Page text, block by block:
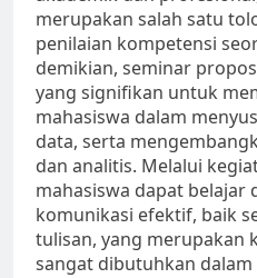
merupakan salah satu
penilaian kompetensi
demikian, seminar
yang signifikan untuk
mahasiswa dalam
data, serta
dan analitis. Melalui
mahasiswa dapat belajar
komunikasi efektif, baik
tulisan, yang merupakan
sangat dibutuhkan